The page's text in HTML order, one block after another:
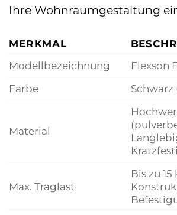
Ihre Wohnraumgestaltung
MERKMAL
Modellbezeichnung
Flexson
Farbe
Schwarz
Material
Max. Traglast
Bis zu